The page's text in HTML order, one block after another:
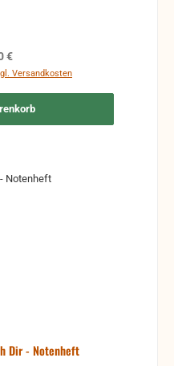
Preis:
€
Versandkosten
Dir - Notenheft